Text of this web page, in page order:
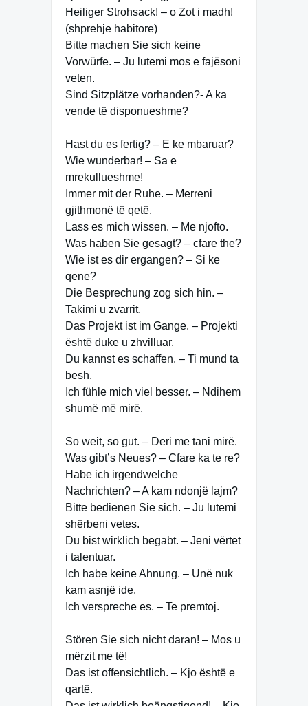
Heiliger Strohsack! – o Zot i madh!
(shprehje habitore)
Bitte machen Sie sich keine
Vorwürfe. – Ju lutemi mos e fajësoni
veten.
Sind Sitzplätze vorhanden?- A ka
vende të disponueshme?
Hast du es fertig? – E ke mbaruar?
Wie wunderbar! – Sa e
mrekullueshme!
Immer mit der Ruhe. – Merreni
gjithmonë të qetë.
Lass es mich wissen. – Me njofto.
Was haben Sie gesagt? – cfare the?
Wie ist es dir ergangen? – Si ke
qene?
Die Besprechung zog sich hin. –
Takimi u zvarrit.
Das Projekt ist im Gange. – Projekti
është duke u zhvilluar.
Du kannst es schaffen. – Ti mund ta
besh.
Ich fühle mich viel besser. – Ndihem
shumë më mirë.
So weit, so gut. – Deri me tani mirë.
Was gibt’s Neues? – Cfare ka te re?
Habe ich irgendwelche
Nachrichten? – A kam ndonjë lajm?
Bitte bedienen Sie sich. – Ju lutemi
shërbeni vetes.
Du bist wirklich begabt. – Jeni vërtet
i talentuar.
Ich habe keine Ahnung. – Unë nuk
kam asnjë ide.
Ich verspreche es. – Te premtoj.
Stören Sie sich nicht daran! – Mos u
mërzit me të!
Das ist offensichtlich. – Kjo është e
qartë.